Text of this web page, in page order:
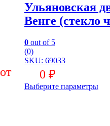
Ульяновская
Венге (стекло
0 out of 5
(0)
SKU: 69033
0 ₽
Выберите параметры